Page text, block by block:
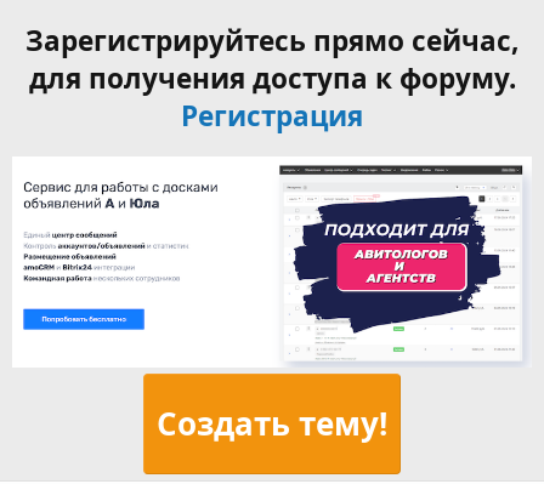
Зарегистрируйтесь прямо сейчас,
для получения доступа к форуму.
Регистрация
Создать тему!